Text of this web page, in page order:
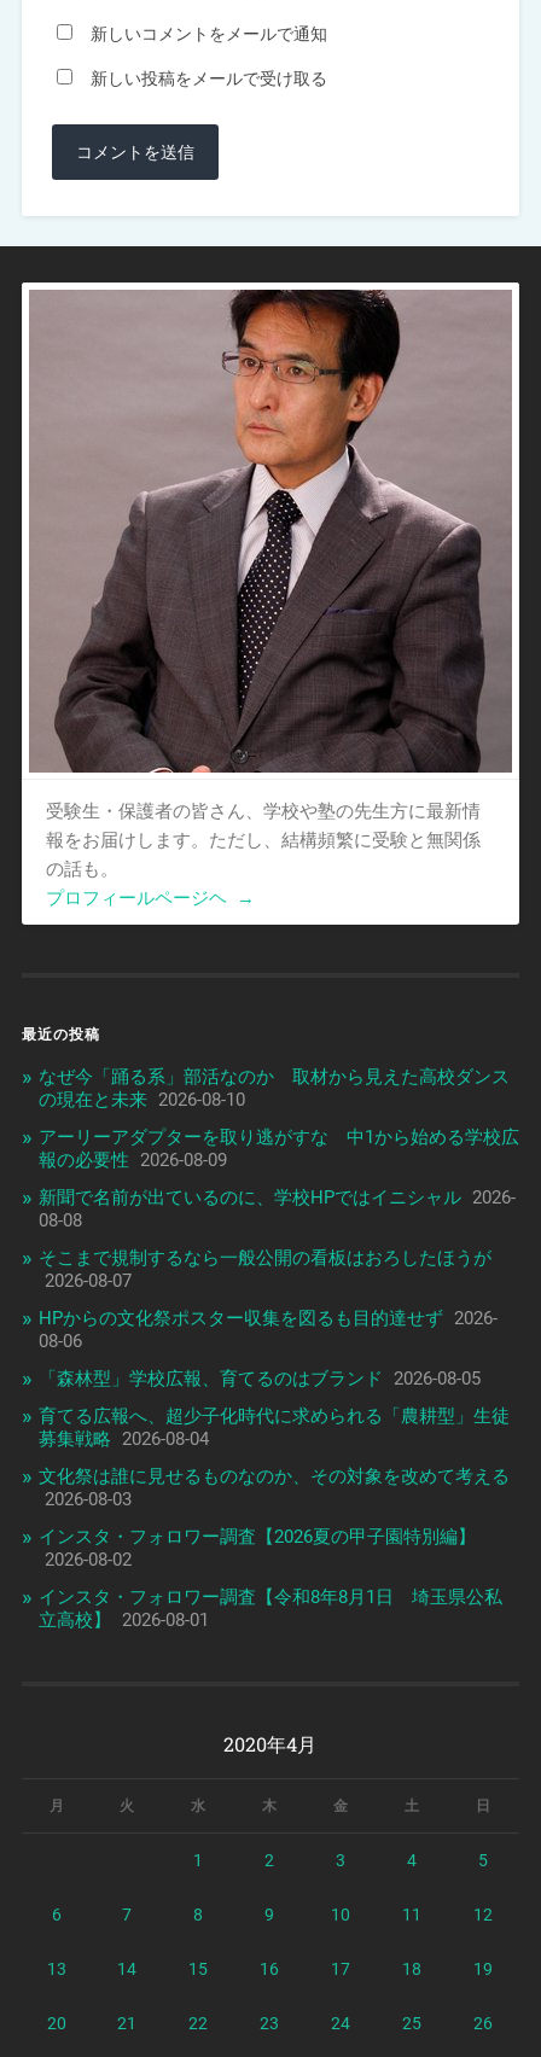
新しいコメントをメールで通知
新しい投稿をメールで受け取る
受験生・保護者の皆さん、学校や塾の先生方に最新情
報をお届けします。ただし、結構頻繁に受験と無関係
の話も。
プロフィールページヘ
→
最近の投稿
なぜ今「踊る系」部活なのか 取材から見えた高校ダンス
の現在と未来 2026-08-10
アーリーアダプターを取り逃がすな 中1から始める学校広
報の必要性
2026-08-09
新聞で名前が出ているのに、学校HPではイニシャル 2026-
08-08
そこまで規制するなら一般公開の看板はおろしたほうが
2026-08-07
HPからの文化祭ポスター収集を図るも目的達せず
2026-
08-06
「森林型」学校広報、育てるのはブランド
2026-08-05
育てる広報へ、超少子化時代に求められる「農耕型」生徒
募集戦略
2026-08-04
文化祭は誰に見せるものなのか、その対象を改めて考える
2026-08-03
インスタ・フォロワー調査【2026夏の甲子園特別編】
2026-08-02
インスタ・フォロワー調査【令和8年8月1日 埼玉県公私
立高校】
2026-08-01
2020年4月
月 火 水 木 金 土 日
1 2 3 4 5
6 7 8 9 10 11 12
13 14 15 16 17 18 19
20 21 22 23 24 25 26